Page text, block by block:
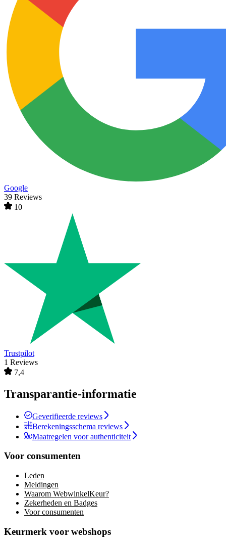
Google
39 Reviews
10
Trustpilot
1 Reviews
7,4
Transparantie-informatie
Geverifieerde reviews
Berekeningsschema reviews
Maatregelen voor authenticiteit
Voor consumenten
Leden
Meldingen
Waarom WebwinkelKeur?
Zekerheden en Badges
Voor consumenten
Keurmerk voor webshops